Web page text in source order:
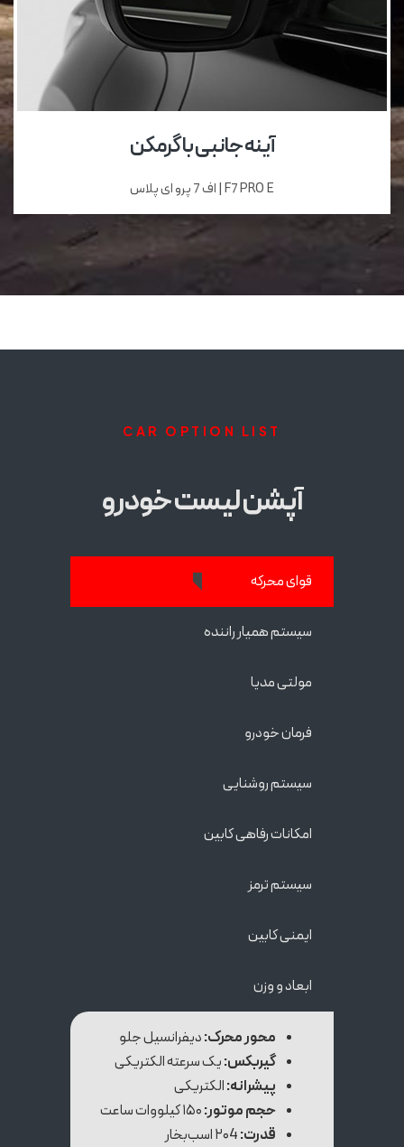
آینه جانبی با گرمکن
F7 PRO E | اف 7 پرو ای پلاس
CAR OPTION LIST
آپشن لیست خودرو
قوای محرکه
سیستم همیار راننده
مولتی مدیا
فرمان خودرو
سیستم‌ روشنایی
امکانات رفاهی کابین
سیستم ترمز
ایمنی کابین
ابعاد و وزن
محور محرک:دیفرانسیل جلو
گیربکس:یک سرعته الکتریکی
پیشرانه:الکتریکی
حجم موتور:
قدرت: